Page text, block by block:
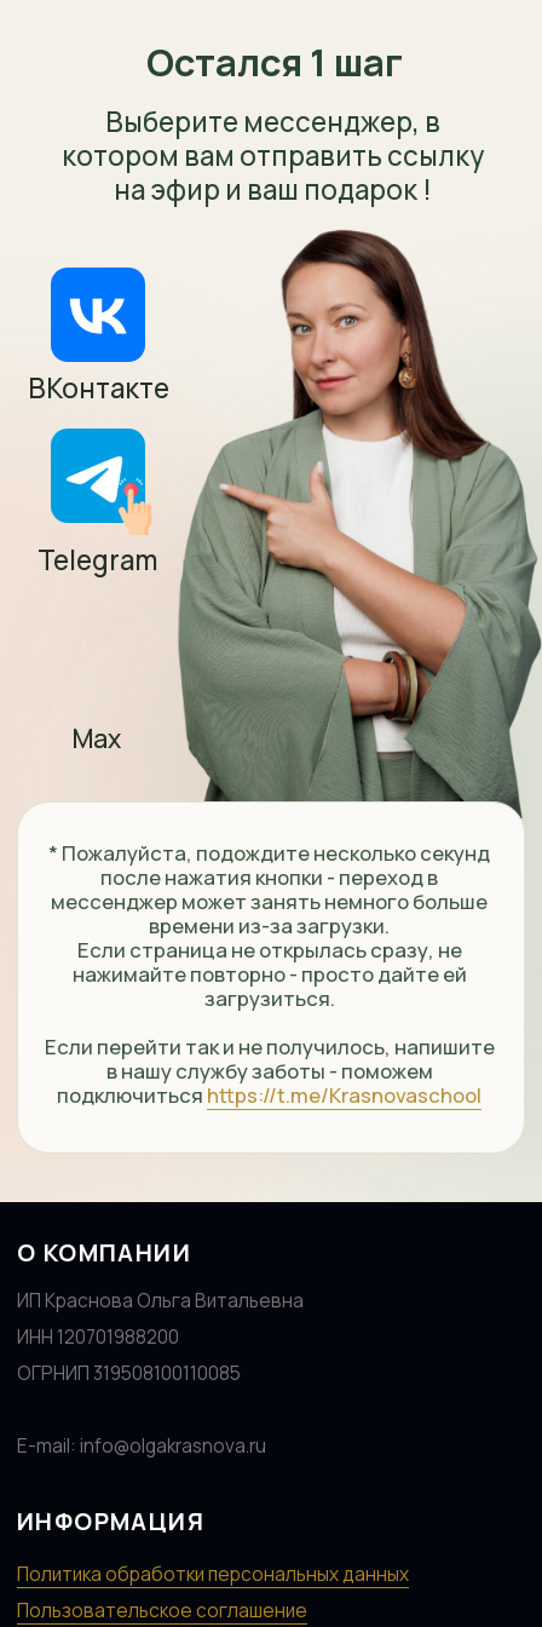
Остался 1 шаг
* Пожалуйста, подождите несколько секунд
после нажатия кнопки - переход в
мессенджер может занять немного больше
времени из-за загрузки.
Если страница не открылась сразу, не
нажимайте повторно - просто дайте ей
загрузиться.
Если перейти так и не получилось, напишите
в нашу службу заботы - поможем
https://t.me/Krasnovaschool
Выберите мессенджер, в
котором вам отправить ссылку
на эфир и ваш подарок !
ВКонтакте
Telegram
Max
О КОМПАНИИ
ИП Краснова Ольга Витальевна
ИНН 120701988200
ОГРНИП 319508100110085
ИНФОРМАЦИЯ
Политика обработки персональных данных
Пользовательское соглашение
Способы оплаты
ВКОНТАКТЕ
ПОЛУЧАТЬ ЕЖЕНЕДЕЛЬНЫЙ ДАЙДЖЕСТ ОБНОВЛЕНИЙ
ЗАКОНОДАТЕЛЬСТВА